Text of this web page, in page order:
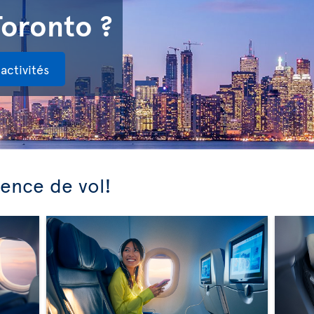
?
de vol!